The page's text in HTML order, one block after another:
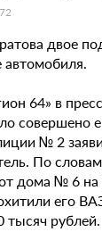
двое
64» в
совершено
№ 2
По
дома № 6
его
тысяч рублей.